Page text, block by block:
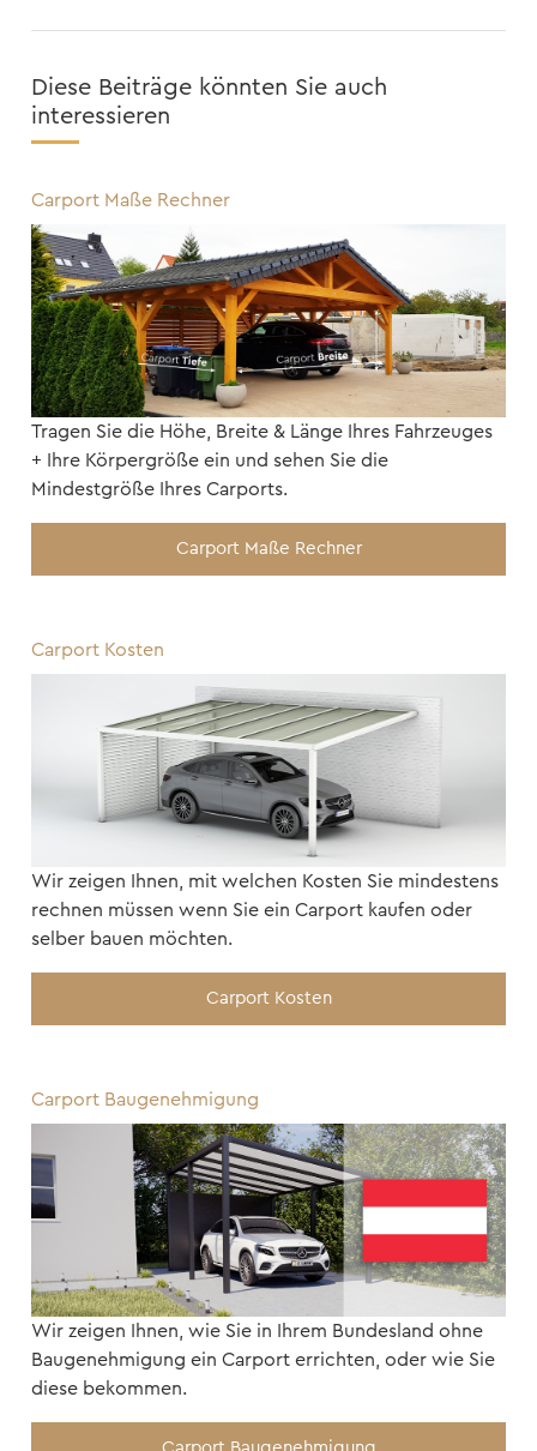
Diese Beiträge könnten Sie auch
interessieren
Carport Maße Rechner
Tragen Sie die Höhe, Breite & Länge Ihres Fahrzeuges
+ Ihre Körpergröße ein und sehen Sie die
Mindestgröße Ihres Carports.
Carport Maße Rechner
Carport Kosten
Wir zeigen Ihnen, mit welchen Kosten Sie mindestens
rechnen müssen wenn Sie ein Carport kaufen oder
selber bauen möchten.
Carport Kosten
Carport Baugenehmigung
Wir zeigen Ihnen, wie Sie in Ihrem Bundesland ohne
Baugenehmigung ein Carport errichten, oder wie Sie
diese bekommen.